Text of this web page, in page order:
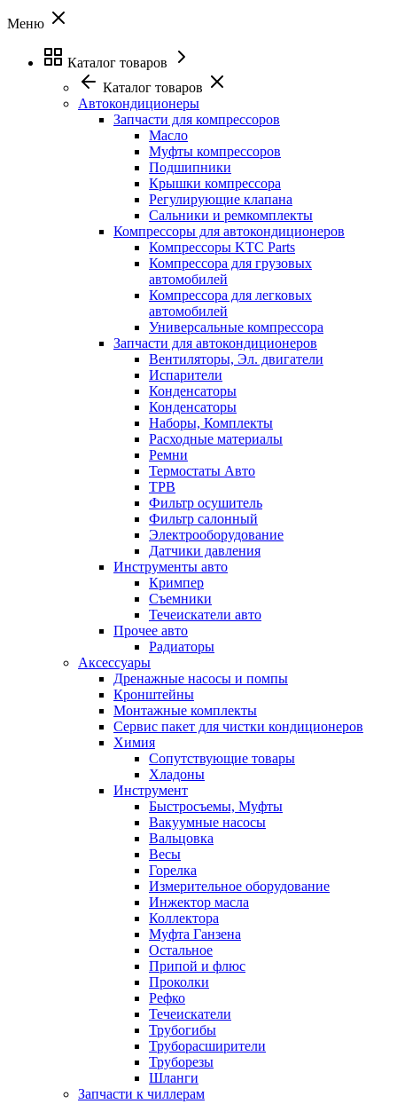
Меню
Каталог товаров
Каталог товаров
Автокондиционеры
Запчасти для компрессоров
Масло
Муфты компрессоров
Подшипники
Крышки компрессора
Регулирующие клапана
Сальники и ремкомплекты
Компрессоры для автокондиционеров
Компрессоры KTC Parts
Компрессора для грузовых
автомобилей
Компрессора для легковых
автомобилей
Универсальные компрессора
Запчасти для автокондиционеров
Вентиляторы, Эл. двигатели
Испарители
Конденсаторы
Конденсаторы
Наборы, Комплекты
Расходные материалы
Ремни
Термостаты Авто
ТРВ
Фильтр осушитель
Фильтр салонный
Электрооборудование
Датчики давления
Инструменты авто
Кримпер
Съемники
Течеискатели авто
Прочее авто
Радиаторы
Аксессуары
Дренажные насосы и помпы
Кронштейны
Монтажные комплекты
Сервис пакет для чистки кондиционеров
Химия
Сопутствующие товары
Хладоны
Инструмент
Быстросъемы, Муфты
Вакуумные насосы
Вальцовка
Весы
Горелка
Измерительное оборудование
Инжектор масла
Коллектора
Муфта Ганзена
Остальное
Припой и флюс
Проколки
Рефко
Течеискатели
Трубогибы
Труборасширители
Труборезы
Шланги
Запчасти к чиллерам